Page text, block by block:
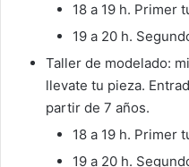
18 a 19 h. Primer
19 a 20 h.
Taller de modelado:
llevate tu pieza.
partir de 7 años.
18 a 19 h. Primer
19 a 20 h.